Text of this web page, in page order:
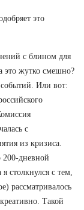
это
с блином для
это жутко смешно?
Или вот:
с
из кризиса.
200-дневной
столкнулся с тем,
рассматривалось
Такой